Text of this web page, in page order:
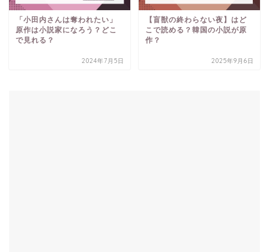
「小田内さんは奪われたい」
原作は小説家になろう？どこ
で見れる？
2024年7月5日
【盲獣の終わらない夜】はど
こで読める？韓国の小説が原
作？
2025年9月6日